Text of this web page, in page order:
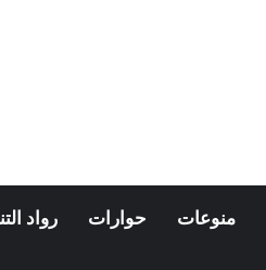
منوعات حوارات رواد